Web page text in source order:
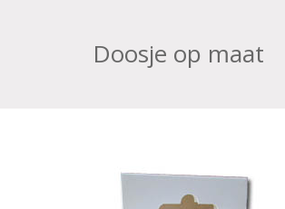
Doosje op maat